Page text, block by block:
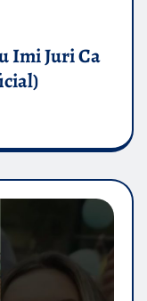
Imi Juri Ca